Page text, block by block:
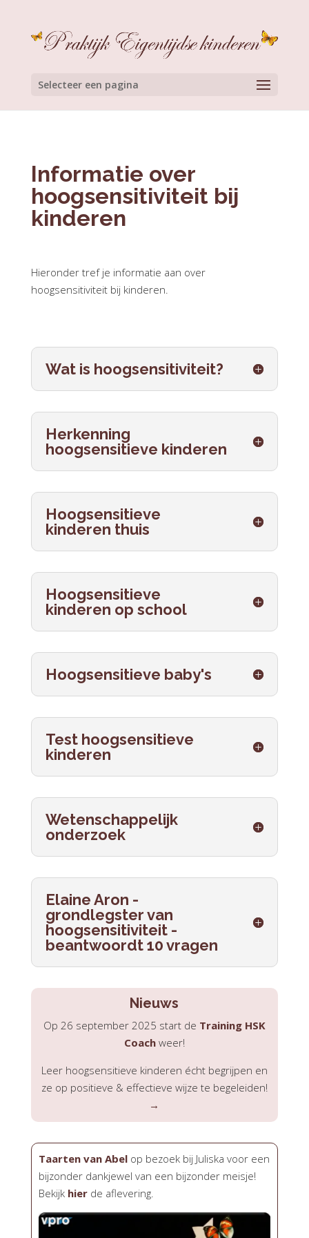
Selecteer een pagina
Informatie over
hoogsensitiviteit bij
kinderen
Hieronder tref je informatie aan over
hoogsensitiviteit bij kinderen.
Wat is hoogsensitiviteit?
Herkenning
hoogsensitieve kinderen
Hoogsensitieve
kinderen thuis
Hoogsensitieve
kinderen op school
Hoogsensitieve baby's
Test hoogsensitieve
kinderen
Wetenschappelijk
onderzoek
Elaine Aron -
grondlegster van
hoogsensitiviteit -
beantwoordt 10 vragen
Nieuws
Op 26 september 2025 start de Training HSK
Coachweer!
Leer hoogsensitieve kinderen écht begrijpen en
ze op positieve & effectieve wijze te begeleiden!
→
Taarten van Abelop bezoek bij Juliska voor een
bijzonder dankjewel van een bijzonder meisje!
Bekijk hier de aflevering.